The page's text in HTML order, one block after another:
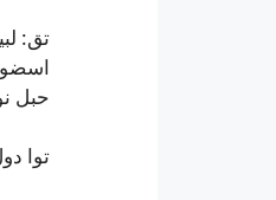
تق:
اسضو
حبل
توا